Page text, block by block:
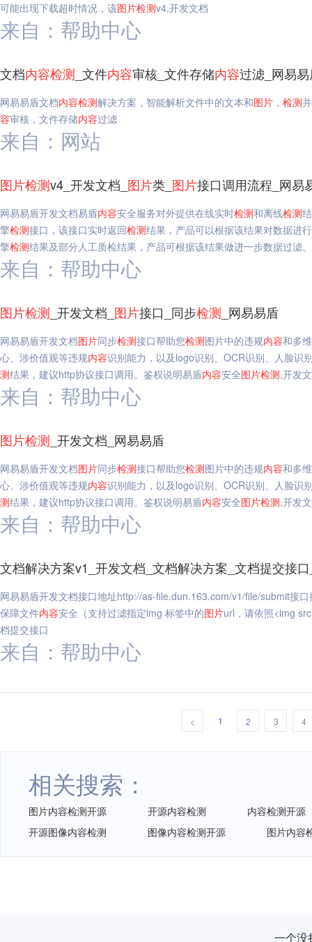
可能出现下载超时情况，该图片检测v4,开发文档
来自：帮助中心
文档内容检测 _文件内容审核_文件存储内容过滤_网易
网易易盾文档内容检测解决方案，智能解析文件中的文本和图片 ， 检测
容审核，文件存储内容过滤
来自：网站
图片检测v4_开发文档_ 图片类_ 图片接口调用流程_网易
网易易盾开发文档易盾内容安全服务对外提供在线实时检测和离线检测
擎检测接口，该接口实时返回检测结果，产品可以根据该结果对数据进
擎检测结果及部分人工质检结果，产品可根据该结果做进一步数据过滤。
来自：帮助中心
图片检测 _开发文档_ 图片接口_同步检测 _网易易盾
网易易盾开发文档图片同步检测接口帮助您检测图片中的违规内容和多
心、涉价值观等违规内容识别能力，以及logo识别、OCR识别、人脸识
测结果，建议http协议接口调用。鉴权说明易盾内容安全图片检测,开发
来自：帮助中心
图片检测 _开发文档_网易易盾
网易易盾开发文档图片同步检测接口帮助您检测图片中的违规内容和多
心、涉价值观等违规内容识别能力，以及logo识别、OCR识别、人脸识
测结果，建议http协议接口调用。鉴权说明易盾内容安全图片检测,开发
来自：帮助中心
文档解决方案v1_开发文档_文档解决方案_文档提交接
网易易盾开发文档接口地址http://as-file.dun.163.com/v1/file/submit接
保障文件内容安全（支持过滤指定img 标签中的图片url，请依照<img
档提交接口
来自：帮助中心
< 1 2 3 4
相关搜索：
图片内容检测开源 开源内容检测
内容检测开源
开源图像内容检测
图像内容检测开源 图片内容
一个没